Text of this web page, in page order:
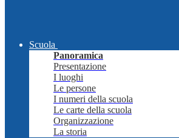
Scuola
Panoramica
Presentazione
I luoghi
Le persone
I numeri della scuola
Le carte della scuola
Organizzazione
La storia